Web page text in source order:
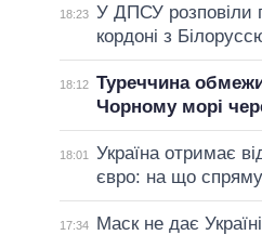
18:23 У ДПСУ розповіли
кордоні з
18:12 Туреччина
Чорному морі
18:01
Україна отримає
євро: на що
17:34
Маск не дає